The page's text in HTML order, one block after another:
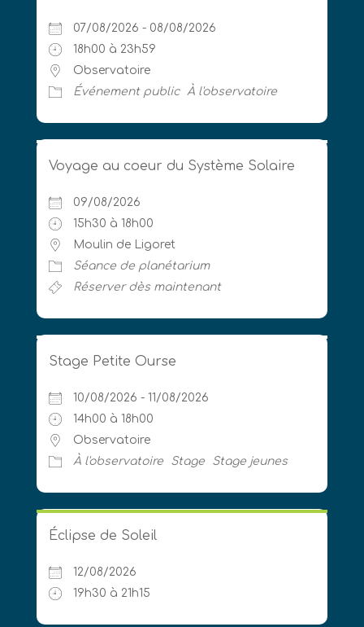
07/08/2026 - 08/08/2026
18h00 à 23h59
Observatoire
Événement public
À l'observatoire
Voyage au coeur du Système Solaire
09/08/2026
15h30 à 18h00
Moulin de Ligoret
Séance de planétarium
Réserver dès maintenant
Stage Petite Ourse
10/08/2026 - 11/08/2026
14h00 à 18h00
Observatoire
À l'observatoire
Stage Stage jeunes
Éclipse de Soleil
12/08/2026
19h30 à 21h15